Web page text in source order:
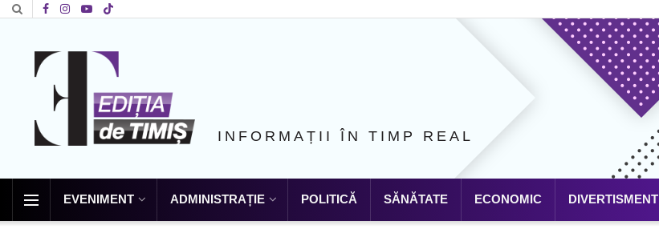
INFORMAȚII ÎN TIMP REAL
EVENIMENT ADMINISTRAȚIE POLITICĂ SĂNĂTATE ECONOMIC DIVERTISMENT